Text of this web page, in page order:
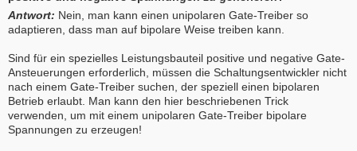
Antwort: Nein, man kann einen unipolaren Gate-Treiber so
adaptieren, dass man auf bipolare Weise treiben kann.
Sind für ein spezielles Leistungsbauteil positive und negative Gate-
Ansteuerungen erforderlich, müssen die Schaltungsentwickler nicht
nach einem Gate-Treiber suchen, der speziell einen bipolaren
Betrieb erlaubt. Man kann den hier beschriebenen Trick
verwenden, um mit einem unipolaren Gate-Treiber bipolare
Spannungen zu erzeugen!